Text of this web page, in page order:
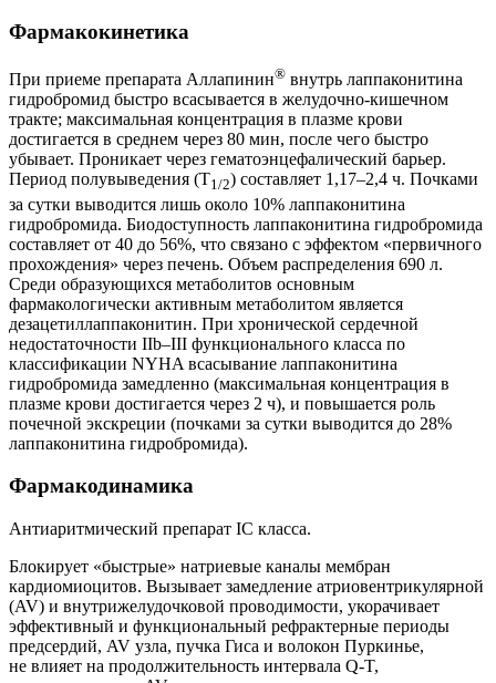
Фармакокинетика
При приеме препарата Аллапинин® внутрь лаппаконитина
гидробромид быстро всасывается в желудочно-кишечном
тракте; максимальная концентрация в плазме крови
достигается в среднем через 80 мин, после чего быстро
убывает. Проникает через гематоэнцефалический барьер.
Период полувыведения (T1/2) составляет 1,17–2,4 ч. Почками
за сутки выводится лишь около 10% лаппаконитина
гидробромида. Биодоступность лаппаконитина гидробромида
составляет от 40 до 56%, что связано с эффектом «первичного
прохождения» через печень. Объем распределения 690 л.
Среди образующихся метаболитов основным
фармакологически активным метаболитом является
дезацетиллаппаконитин. При хронической сердечной
недостаточности IIb–III функционального класса по
классификации NYHA всасывание лаппаконитина
гидробромида замедленно (максимальная концентрация в
плазме крови достигается через 2 ч), и повышается роль
почечной экскреции (почками за сутки выводится до 28%
лаппаконитина гидробромида).
Фармакодинамика
Антиаритмический препарат IC класса.
Блокирует «быстрые» натриевые каналы мембран
кардиомиоцитов. Вызывает замедление атриовентрикулярной
(AV) и внутрижелудочковой проводимости, укорачивает
эффективный и функциональный рефрактерные периоды
предсердий, AV узла, пучка Гиса и волокон Пуркинье,
не влияет на продолжительность интервала Q-T,